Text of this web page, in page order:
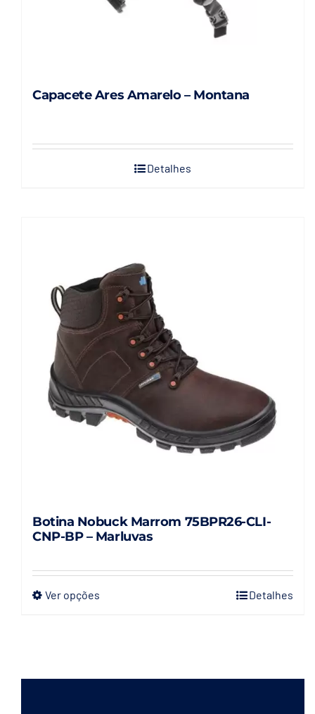
produto
Capacete Ares Amarelo – Montana
Detalhes
Botina Nobuck Marrom 75BPR26-CLI-
CNP-BP – Marluvas
Ver opçõesEste
variantes.
Detalhes